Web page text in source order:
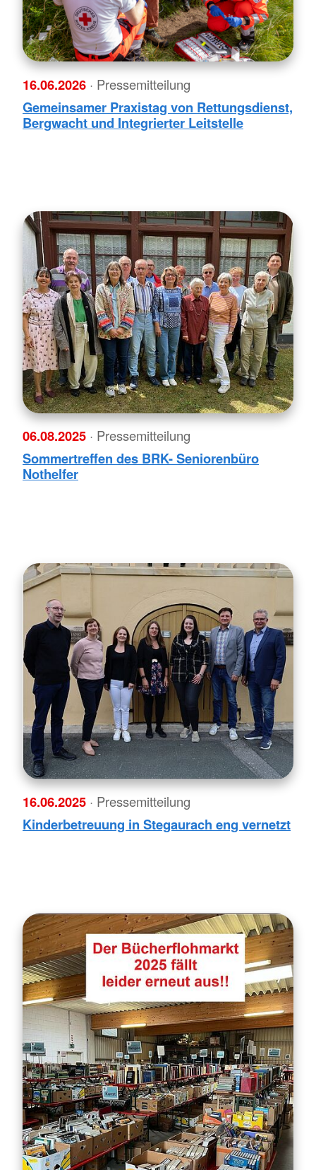
16.06.2026 · Pressemitteilung
Gemeinsamer Praxistag von Rettungsdienst,
Bergwacht und Integrierter Leitstelle
06.08.2025 · Pressemitteilung
Sommertreffen des BRK- Seniorenbüro
Nothelfer
16.06.2025 · Pressemitteilung
Kinderbetreuung in Stegaurach eng vernetzt